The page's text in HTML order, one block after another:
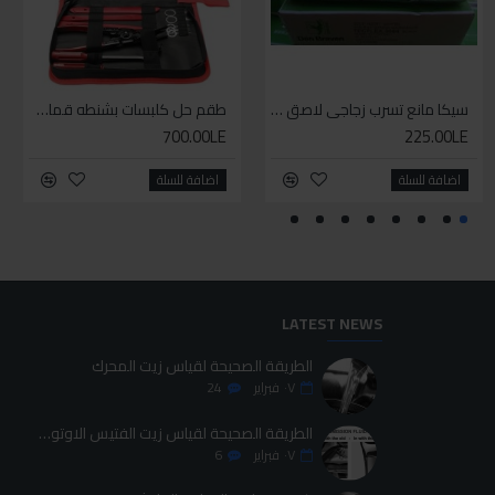
ابرو سبراي و منظف الكترونيات 283ML
120.00LE
اضافة للسلة
اللقمه السحريه
200.00LE
اضافة للسلة
سيكا مانع تسرب زجاجي لاصق اسود 600 مل
225.00LE
اضافة للسلة
طقم حل كلبسات بشنطه قماش ١٩ قطعه للخدمات الشاقه
700.00LE
اضافة للسلة
LATEST NEWS
الطريقة الصحيحة لقياس زيت المحرك
٠٧ فبراير 24
الطريقة الصحيحة لقياس زيت الفتيس الاوتوماتيك
٠٧ فبراير 6